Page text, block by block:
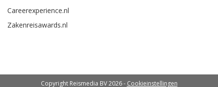
Careerexperience.nl
Zakenreisawards.nl
Copyright Reismedia BV 2026 - Cookieinstellingen